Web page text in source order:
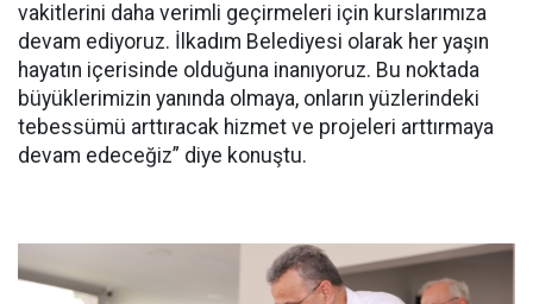
vakitlerini daha verimli geçirmeleri için kurslarımıza
devam ediyoruz. İlkadım Belediyesi olarak her yaşın
hayatın içerisinde olduğuna inanıyoruz. Bu noktada
büyüklerimizin yanında olmaya, onların yüzlerindeki
tebessümü arttıracak hizmet ve projeleri arttırmaya
devam edeceğiz” diye konuştu.